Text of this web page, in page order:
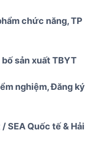
chức năng, TP
bố sản xuất TBYT
nghiệm, Đăng ký
SEA Quốc tế & Hải